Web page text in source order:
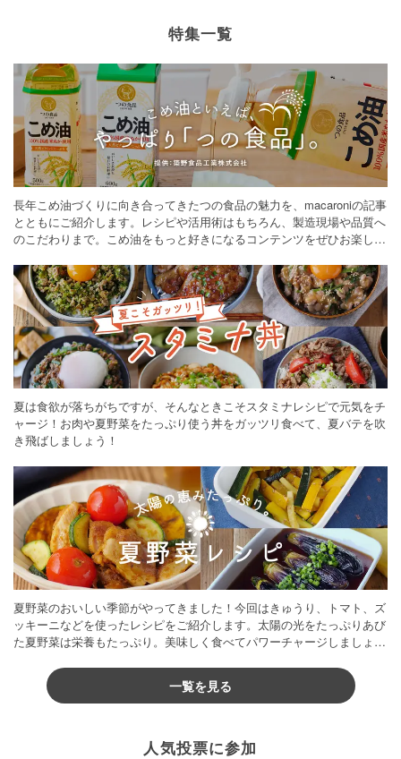
特集一覧
長年こめ油づくりに向き合ってきたつの食品の魅力を、macaroniの記事
とともにご紹介します。レシピや活用術はもちろん、製造現場や品質へ
のこだわりまで。こめ油をもっと好きになるコンテンツをぜひお楽しみ
夏は食欲が落ちがちですが、そんなときこそスタミナレシピで元気をチ
ャージ！お肉や夏野菜をたっぷり使う丼をガッツリ食べて、夏バテを吹
き飛ばしましょう！
夏野菜のおいしい季節がやってきました！今回はきゅうり、トマト、ズ
ッキーニなどを使ったレシピをご紹介します。太陽の光をたっぷりあび
た夏野菜は栄養もたっぷり。美味しく食べてパワーチャージしましょう
一覧を見る
人気投票に参加